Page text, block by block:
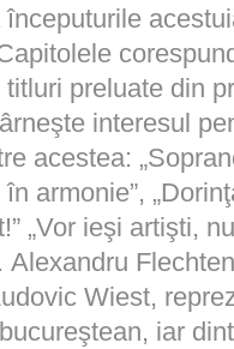
preluate din
interesul
acestea:
armonie”,
„Vor ieşi artişti,
Alexandru
Wiest,
iar